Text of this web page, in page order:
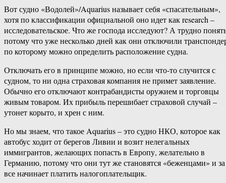
Вот судно «Водолей»/Aquarius называет себя «спасательным»,
хотя по классификации официальной оно идет как research –
исследовательское. Что же господа исследуют? А трудно
потому что уже несколько дней как они отключили
по которому можно определить расположение судна.
Отключать его в принципе можно, но если что-то случится с
судном, то ни одна страховая компания не примет заявление.
Обычно его отключают контрабандисты оружием и торговцы
живым товаром. Их прибыль перешибает страховой случай –
утонет корыто, и хрен с ним.
Но мы знаем, что такое Aquarius – это судно НКО, которое как
автобус ходит от берегов Ливии и возит нелегальных
иммигрантов, желающих попасть в Европу, желательно в
Германию, потому что они тут же становятся «беженцами» и за
все начинает платить налогоплательщик.